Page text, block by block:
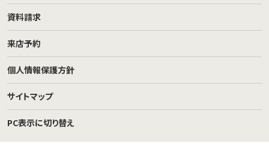
資料請求
来店予約
個人情報保護方針
サイトマップ
PC表示に切り替え